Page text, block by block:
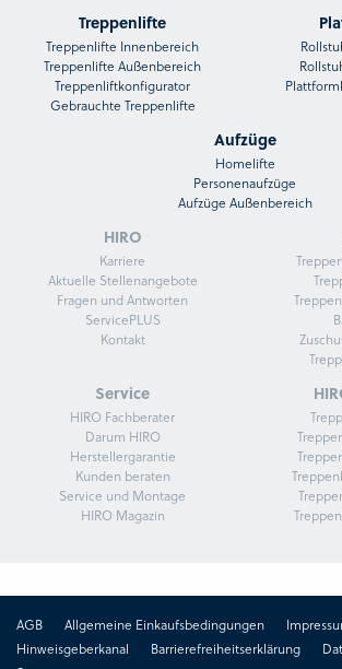
Treppenlifte
Treppenlifte Innenbereich
Treppenlifte Außenbereich
Treppenliftkonfigurator
Gebrauchte Treppenlifte
Aufzüge
Homelifte
Personenaufzüge
Aufzüge Außenbereich
HIRO
Karriere
Aktuelle Stellenangebote
Fragen und Antworten
ServicePLUS
Kontakt
Service
HIRO Fachberater
Darum HIRO
Herstellergarantie
Kunden beraten
Service und Montage
HIRO Magazin
AGB Allgemeine Einkaufsbedingungen
Hinweisgeberkanal
Barrierefreiheitserklärung